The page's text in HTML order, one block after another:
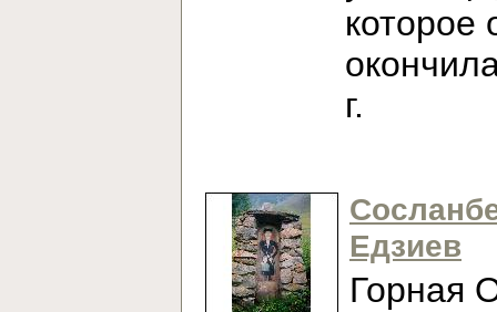
которое
г.
Едзиев
Горная